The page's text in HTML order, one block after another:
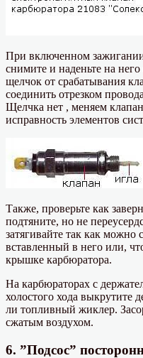
При включенном
снимите и наденьте на
щелчок от срабатывания
соединить отрезком
Щелчка нет , меняем
исправность элементов
Также, проверьте как
подтяните, но не
затягивайте так как
вставленный в него или,
крышке карбюратора.
На карбюраторах с
холостого хода выкрутите
ли топливный жиклер.
сжатым воздухом.
6. ”Подсос”